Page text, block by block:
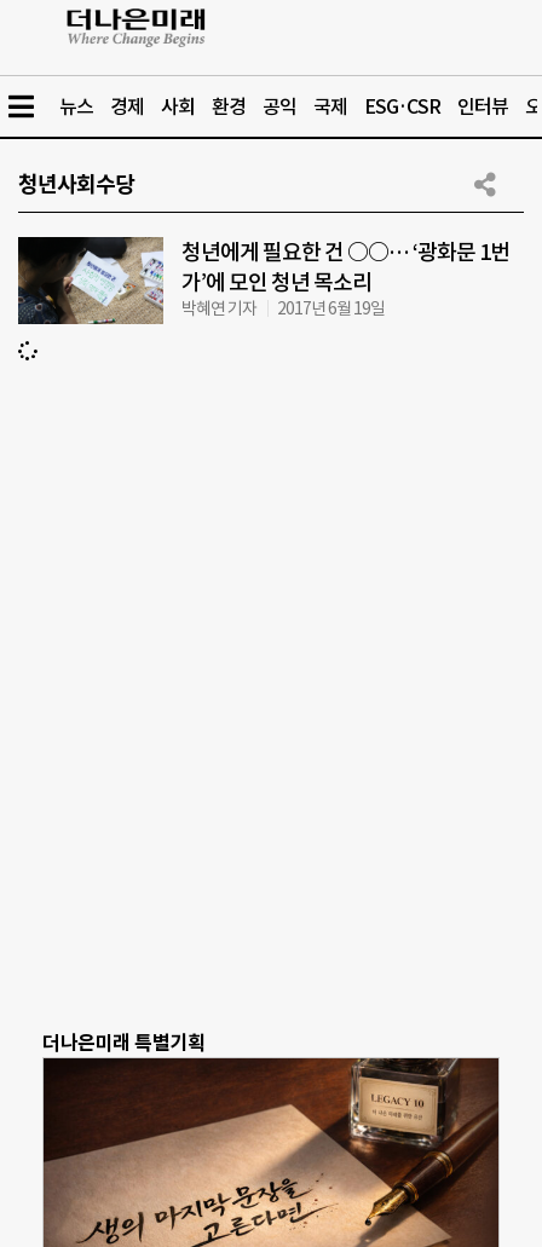
뉴스 경제 사회 환경 공익 국제 ESG·CSR 인터뷰
청년사회수당
청년에게 필요한 건 ○○… ‘광화문 1번
가’에 모인 청년 목소리
박혜연 기자 2017년 6월 19일
더나은미래 특별기획